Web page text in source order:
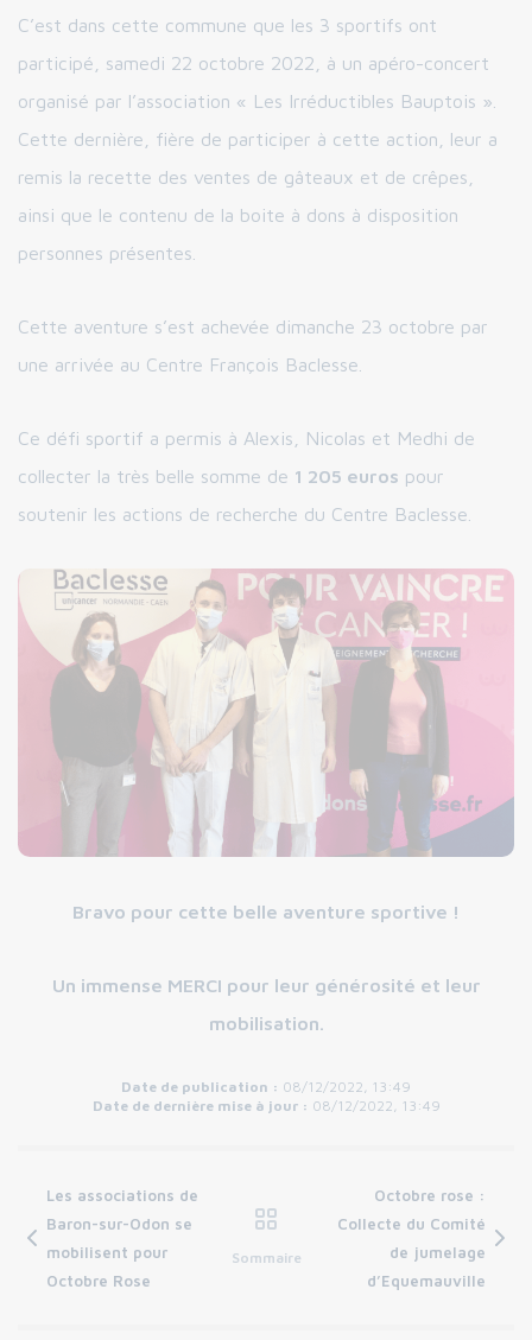
C’est dans cette commune que les 3 sportifs ont
participé, samedi 22 octobre 2022, à un apéro-concert
organisé par l’association « Les Irréductibles Bauptois ».
Cette dernière, fière de participer à cette action, leur a
remis la recette des ventes de gâteaux et de crêpes,
ainsi que le contenu de la boite à dons à disposition
personnes présentes.
Cette aventure s’est achevée dimanche 23 octobre par
une arrivée au Centre François Baclesse.
Ce défi sportif a permis à Alexis, Nicolas et Medhi de
collecter la très belle somme de 1 205 euros pour
soutenir les actions de recherche du Centre Baclesse.
Bravo pour cette belle aventure sportive !
Un immense MERCI pour leur générosité et leur
mobilisation.
Date de publication : 08/12/2022, 13:49
Date de dernière mise à jour : 08/12/2022, 13:49
Les associations de
Baron-sur-Odon se
mobilisent pour
Octobre Rose
Sommaire
Octobre rose :
Collecte du Comité
de jumelage
d’Equemauville